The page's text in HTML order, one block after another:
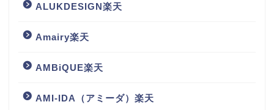
ALUKDESIGN楽天
Amairy楽天
AMBiQUE楽天
AMI-IDA（アミーダ）楽天